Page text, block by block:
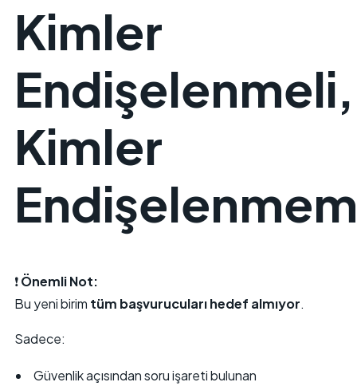
Kimler
Endişelenmeli,
Kimler
❗Önemli Not:
Bu yeni birim tüm başvurucuları hedef almıyor.
Sadece:
Güvenlik açısından soru işareti bulunan